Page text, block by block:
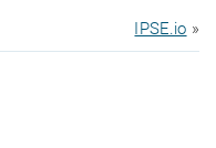
IPSE.io »